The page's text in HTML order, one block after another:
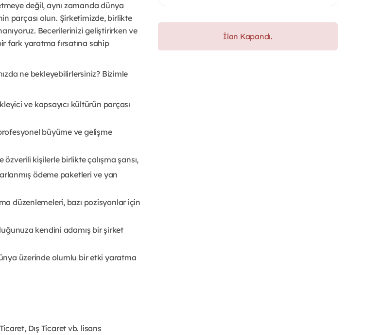
değil, aynı zamanda dünya
parçası olun. Şirketimizde, birlikte
Becerilerinizi geliştirirken ve
fark yaratma fırsatına sahip
ne bekleyebilirlersiniz? Bizimle
ve kapsayıcı kültürün parçası
büyüme ve gelişme
kişilerle birlikte çalışma şansı,
ödeme paketleri ve yan
düzenlemeleri, bazı pozisyonlar için
kendini adamış bir şirket
üzerinde olumlu bir etki yaratma
Dış Ticaret vb. lisans
İlan Kapandı.